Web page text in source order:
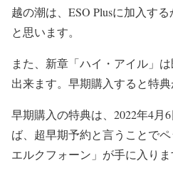
越の潮は、ESO Plusに加入す
と思います。
また、新章「ハイ・アイル」
出来ます。早期購入すると特典
早期購入の特典は、2022年4月
ば、超早期予約と言うことで
エルクフォーン」が手に入りま